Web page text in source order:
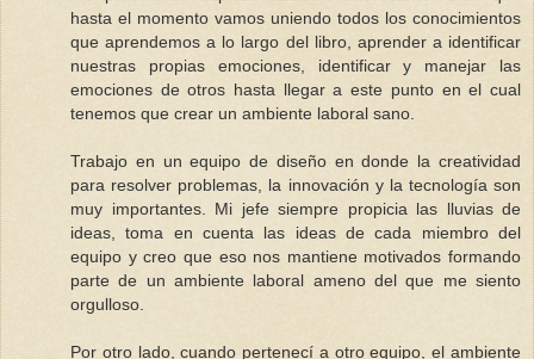
hasta el momento vamos uniendo todos los conocimientos
que aprendemos a lo largo del libro, aprender a identificar
nuestras propias emociones, identificar y manejar las
emociones de otros hasta llegar a este punto en el cual
tenemos que crear un ambiente laboral sano.
Trabajo en un equipo de diseño en donde la creatividad
para resolver problemas, la innovación y la tecnología son
muy importantes. Mi jefe siempre propicia las lluvias de
ideas, toma en cuenta las ideas de cada miembro del
equipo y creo que eso nos mantiene motivados formando
parte de un ambiente laboral ameno del que me siento
orgulloso.
Por otro lado, cuando pertenecí a otro equipo, el ambiente